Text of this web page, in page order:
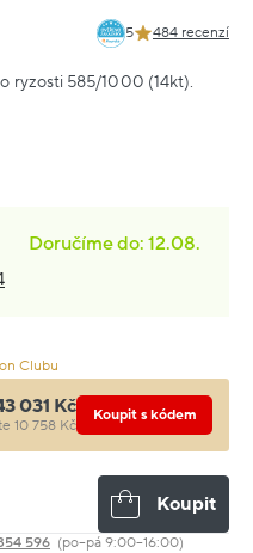
5 484 recenzí
ryzosti 585/1000 (14kt).
Doručíme do: 12.08.
Clubu
031 Kč
10 758 Kč
Koupit s kódem
Koupit
596 (po–pá 9:00–16:00)